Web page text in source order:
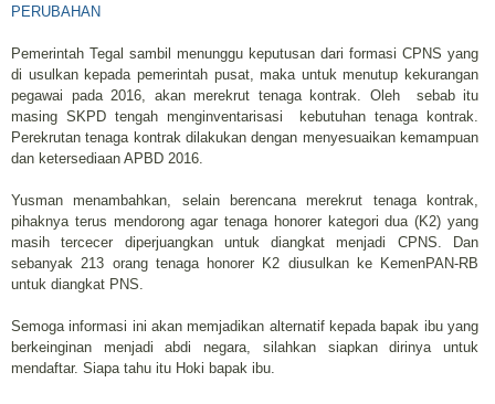
PERUBAHAN
Pemerintah Tegal sambil menunggu keputusan dari formasi CPNS yang
di usulkan kepada pemerintah pusat, maka untuk menutup kekurangan
pegawai pada 2016, akan merekrut tenaga kontrak. Oleh sebab itu
masing SKPD tengah menginventarisasi kebutuhan tenaga kontrak.
Perekrutan tenaga kontrak dilakukan dengan menyesuaikan kemampuan
dan ketersediaan APBD 2016.
Yusman menambahkan, selain berencana merekrut tenaga kontrak,
pihaknya terus mendorong agar tenaga honorer kategori dua (K2) yang
masih tercecer diperjuangkan untuk diangkat menjadi CPNS. Dan
sebanyak 213 orang tenaga honorer K2 diusulkan ke KemenPAN-RB
untuk diangkat PNS.
Semoga informasi ini akan memjadikan alternatif kepada bapak ibu yang
berkeinginan menjadi abdi negara, silahkan siapkan dirinya untuk
mendaftar. Siapa tahu itu Hoki bapak ibu.